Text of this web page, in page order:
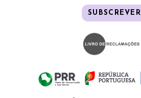
SUBSCREVER